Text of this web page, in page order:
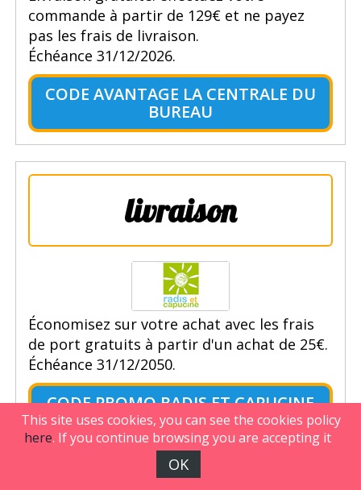
commande à partir de 129€ et ne payez
pas les frais de livraison.
Échéance 31/12/2026.
CODE AVANTAGE LA CENTRALE DU
BUREAU
livraison
Économisez sur votre achat avec les frais
de port gratuits à partir d'un achat de 25€.
Échéance 31/12/2050.
CODE PROMO RADIS ET CAPUCINE
This site uses cookies, you can see the cookies policy
here. If you continue browsing you are accepting it
OK